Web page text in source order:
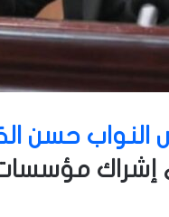
النواب حسن
إشراك